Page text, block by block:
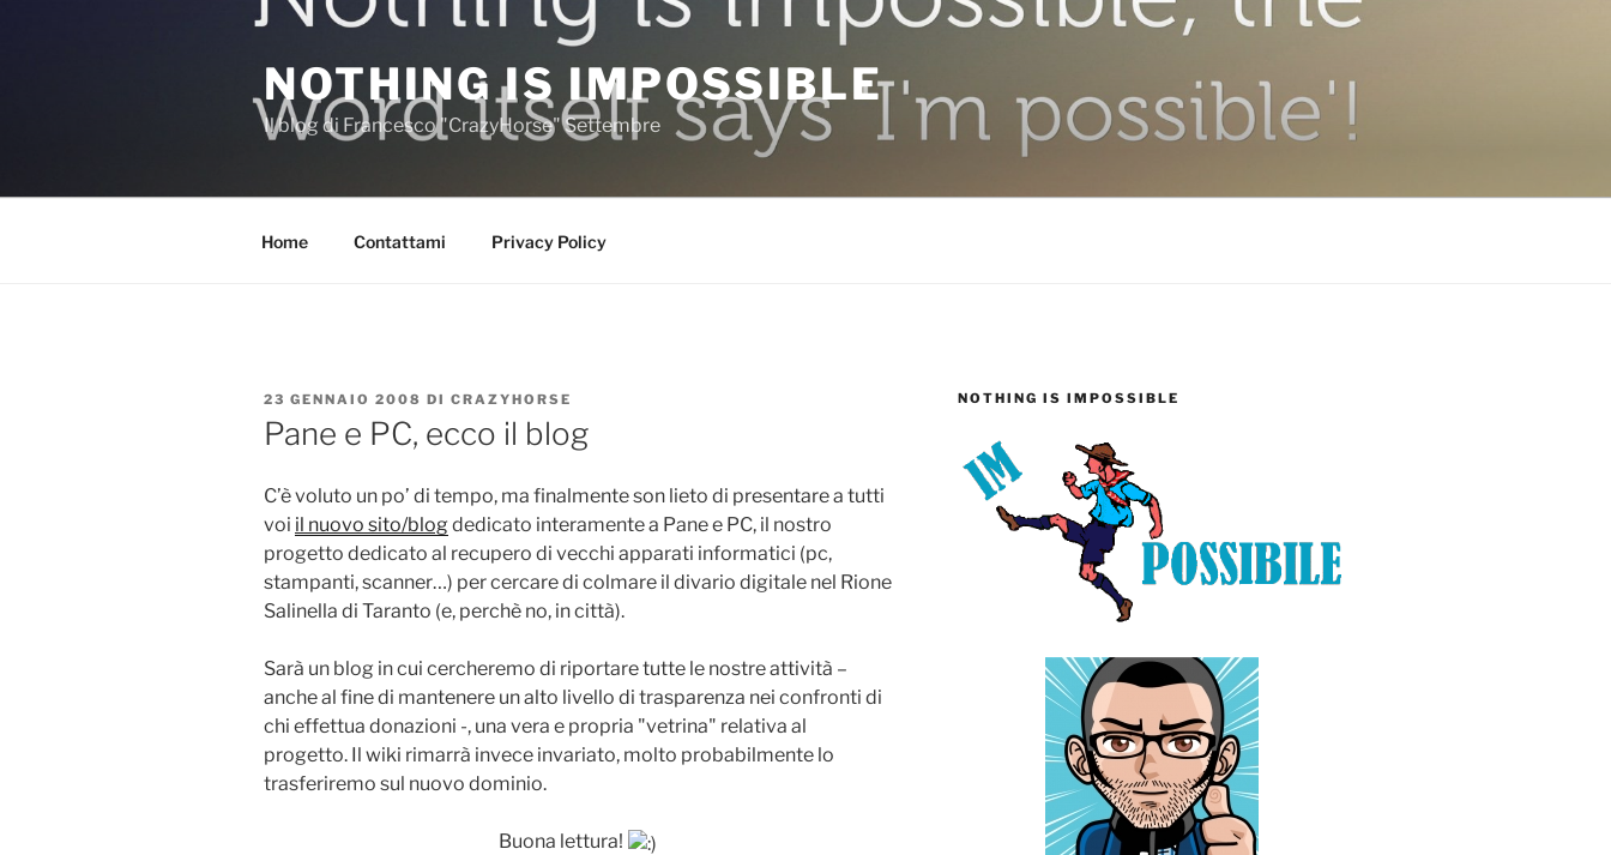
NOTHING IS IMPOSSIBLE
Il blog di Francesco "CrazyHorse" Settembre
Home Contattami Privacy Policy
PUBBLICATO
IL
23 GENNAIO 2008 DI CRAZYHORSE
Pane e PC, ecco il blog
C’è voluto un po’ di tempo, ma finalmente son lieto di presentare a tutti
voi il nuovo sito/blogdedicato interamente a Pane e PC, il nostro
progetto dedicato al recupero di vecchi apparati informatici (pc,
stampanti, scanner…) per cercare di colmare il divario digitale nel Rione
Salinella di Taranto (e, perchè no, in città).
Sarà un blog in cui cercheremo di riportare tutte le nostre attività –
anche al fine di mantenere un alto livello di trasparenza nei confronti di
chi effettua donazioni -, una vera e propria "vetrina" relativa al
progetto. Il wiki rimarrà invece invariato, molto probabilmente lo
trasferiremo sul nuovo dominio.
Buona lettura!
NOTHING IS IMPOSSIBLE